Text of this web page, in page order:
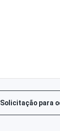
Solicitação para